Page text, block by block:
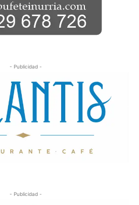
- Publicidad -
- Publicidad -